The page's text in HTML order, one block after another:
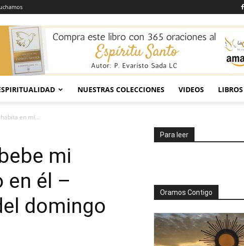
NUESTRAS COLECCIONES VIDEOS LIBROS
en mí...
mi
en él –
domingo
Para leer
Oramos Contigo